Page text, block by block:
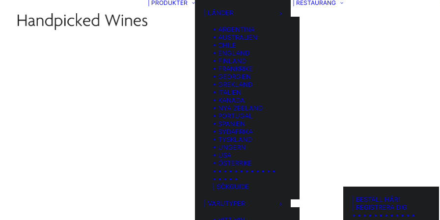
| PRODUKTER
| LÄNDER
• ARGENTINA
• AUSTRALIEN
• CHILE
• ENGLAND
• FINLAND
• FRANKRIKE
• GEORGIEN
• GREKLAND
• ITALIEN
• KANADA
• NYA ZEELAND
• PORTUGAL
• SPANIEN
• SYDAFRIKA
• TYSKLAND
• UNGERN
• USA
• ÖSTERRIKE
• • • • • • • • • • • •
• • • • •
| SÖKGUIDE
| VARUTYPER
| RESTAURANG
| BESTÄLL HÄR!
| REGISTRERA DIG
• • • • • • • • • • • •